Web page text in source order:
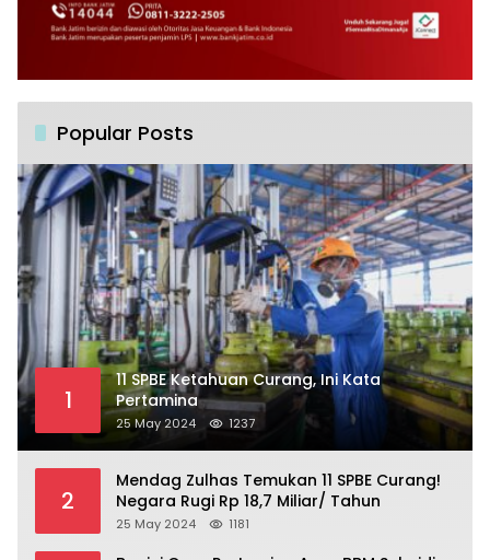
Popular Posts
1
11 SPBE Ketahuan Curang, Ini Kata
Pertamina
25 May 2024 1237
2
Mendag Zulhas Temukan 11 SPBE Curang!
Negara Rugi Rp 18,7 Miliar/ Tahun
25 May 2024 1181